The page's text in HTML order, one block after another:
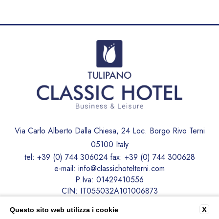
Via Carlo Alberto Dalla Chiesa, 24 Loc. Borgo Rivo Terni
05100 Italy
tel: +39 (0) 744 306024fax: +39 (0) 744 300628
e-mail: info@classichotelterni.com
P.Iva: 01429410556
CIN: IT055032A101006873
CONTATTI PRIVACY DATI SOCIETARI COOKIE POLICY
X
Questo sito web utilizza i cookie